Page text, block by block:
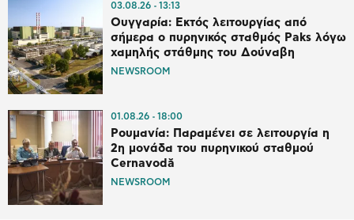
03.08.26 13:13
Ουγγαρία: Εκτός λειτουργίας από
σήμερα ο πυρηνικός σταθμός Paks λόγω
χαμηλής στάθμης του Δούναβη
NEWSROOM
01.08.26 18:00
Ρουμανία: Παραμένει σε λειτουργία η
2η μονάδα του πυρηνικού σταθμού
Cernavodă
NEWSROOM